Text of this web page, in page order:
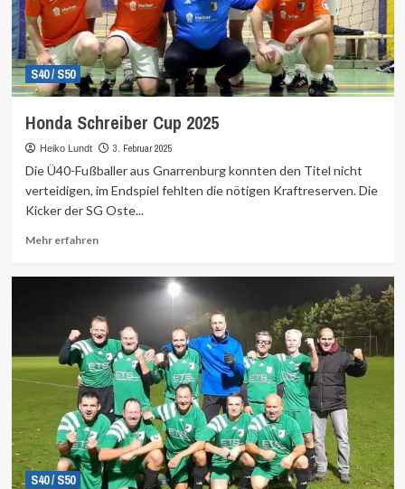
S40 / S50
Honda Schreiber Cup 2025
Heiko Lundt 3. Februar 2025
Die Ü40-Fußballer aus Gnarrenburg konnten den Titel nicht
verteidigen, im Endspiel fehlten die nötigen Kraftreserven. Die
Kicker der SG Oste...
Mehr erfahrenMehr
S40 / S50